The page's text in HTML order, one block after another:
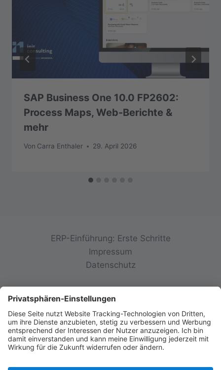
SAP Business One 10.0 FP2602:
Process Maps, Web-Berichte &
mehr
Von Carra Enthaler 29. April 2026
ERP-Einführung: Erste Schritte
Impressum
Datenschutz
© 2026 init-consulting AG • Ruppertswies 14 •
85092 Kösching • Deutschland